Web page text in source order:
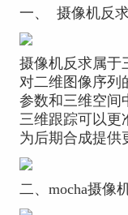
一、 摄像机反
摄像机反求属于
对二维图像序列
参数和三维空间
三维跟踪可以更
为后期合成提供
二、mocha摄像